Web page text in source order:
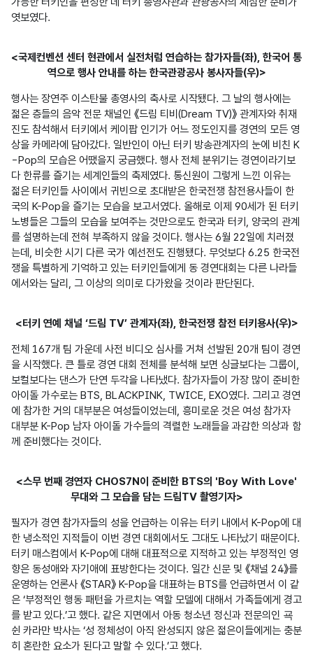
엿보였다.
<국제컨벤션 센터 현관에서 실전처럼 연습하는 참가자들(좌), 한국어 통
역으로 행사 안내를 하는 한국관광공사 봉사자들(우)>
행사는 장연주 이스탄불 총영사의 축사로 시작됐다. 그 날의 행사에는
젊은 층들의 음악 전문 채널인 《드림 티비(Dream TV)》 관계자와 취재
진도 참석해서 터키에서 케이팝 인기가 어느 정도인지를 경연의 모든 영
상을 카메라에 담아갔다. 일반인이 아닌 터키 방송관계자의 눈에 비친 K
-Pop의 모습은 어땠을지 궁금했다. 행사 전체 분위기는 경연이라기보
다 한류를 즐기는 세계인들의 축제였다. 통신원이 그렇게 느낀 이유는
젊은 터키인들 사이에서 귀빈으로 초대받은 한국전쟁 참전용사들이 한
국의 K-Pop을 즐기는 모습을 보고서였다. 올해로 이제 90세가 된 터키
노병들은 그들의 모습을 보여주는 것만으로도 한국과 터키, 양국의 관계
를 설명하는데 전혀 부족하지 않을 것이다. 행사는 6월 22일에 치러졌
는데, 비슷한 시기 다른 국가 예선전도 진행됐다. 무엇보다 6.25 한국전
쟁을 특별하게 기억하고 있는 터키인들에게 동 경연대회는 다른 나라들
에서와는 달리, 그 이상의 의미로 다가왔을 것이라 판단된다.
<터키 연예 채널 ‘드림 TV’ 관계자(좌), 한국전쟁 참전 터키용사(우)>
전체 167개 팀 가운데 사전 비디오 심사를 거쳐 선발된 20개 팀이 경연
을 시작했다. 큰 틀로 경연 대회 전체를 분석해 보면 싱글보다는 그룹이,
보컬보다는 댄스가 단연 두각을 나타냈다. 참가자들이 가장 많이 준비한
아이돌 가수로는 BTS, BLACKPINK, TWICE, EXO였다. 그리고 경연
에 참가한 거의 대부분은 여성들이었는데, 흥미로운 것은 여성 참가자
대부분 K-Pop 남자 아이돌 가수들의 격렬한 노래들을 과감한 의상과 함
께 준비했다는 것이다.
<스무 번째 경연자 CHOS7N이 준비한 BTS의 'Boy With Love'
무대와 그 모습을 담는 드림TV 촬영기자>
필자가 경연 참가자들의 성을 언급하는 이유는 터키 내에서 K-Pop에 대
한 냉소적인 지적들이 이번 경연 대회에서도 그대도 나타났기 때문이다.
터키 매스컴에서 K-Pop에 대해 대표적으로 지적하고 있는 부정적인 영
향은 동성애와 자기애에 표방한다는 것이다. 일간 신문 및 《채널 24》를
운영하는 언론사 《STAR》 K-Pop을 대표하는 BTS를 언급하면서 이 같
은 ‘부정적인 행동 패턴을 가르치는 역할 모델에 대해서 가족들에게 경고
를 받고 있다.’고 했다. 같은 지면에서 아동 청소년 정신과 전문의인 굑
쉰 카라만 박사는 ‘성 정체성이 아직 완성되지 않은 젊은이들에게는 충분
히 혼란한 요소가 된다고 말할 수 있다.’고 했다.